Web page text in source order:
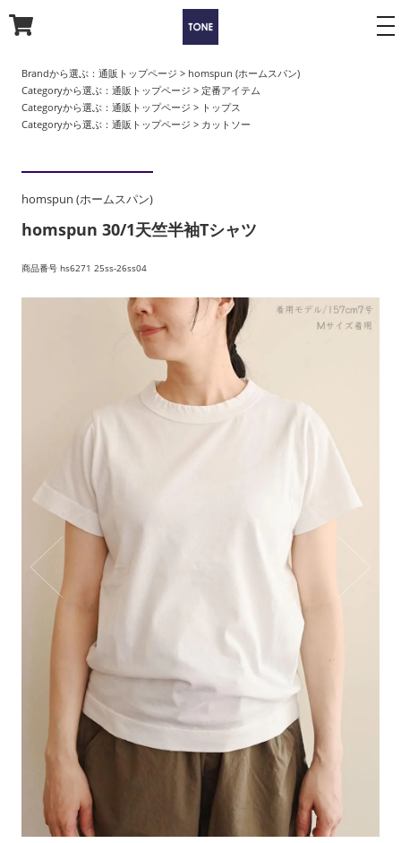
Brandから選ぶ： 通販トップページ > homspun (ホームスパン)
Categoryから選ぶ： 通販トップページ > 定番アイテム
Categoryから選ぶ： 通販トップページ > トップス
Categoryから選ぶ： 通販トップページ > カットソー
homspun (ホームスパン)
homspun 30/1天竺半袖Tシャツ
商品番号 hs6271 25ss-26ss04